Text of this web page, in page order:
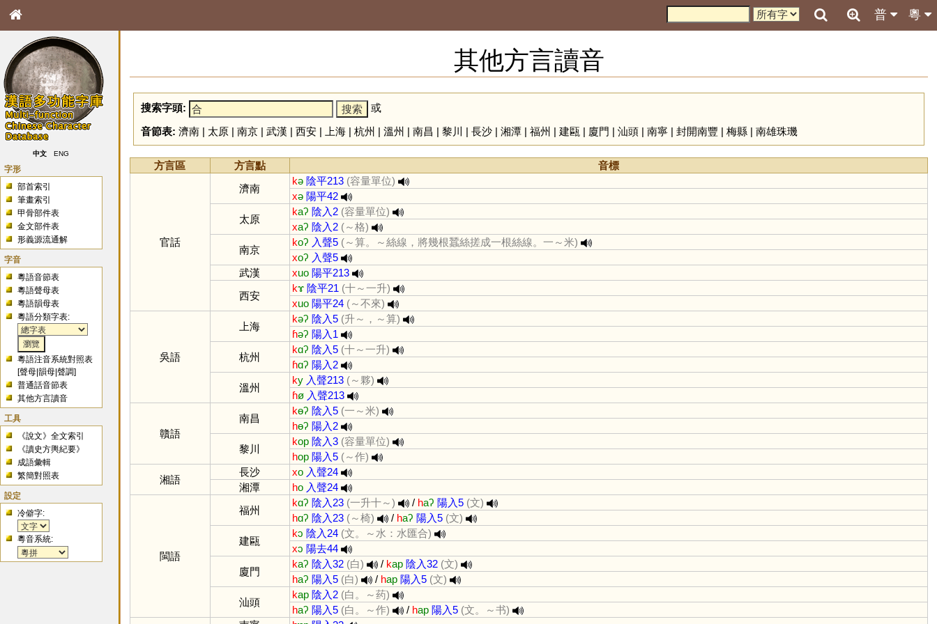
粵
普
中文 ENG
字形
部首索引
筆畫索引
甲骨部件表
金文部件表
形義源流通解
字音
粵語音節表
粵語聲母表
粵語韻母表
粵語分類字表:
粵語注音系統對照表
[聲母 |韻母 |聲調]
普通話音節表
其他方言讀音
工具
《說文》全文索引
《讀史方輿紀要》
成語彙輯
繁簡對照表
設定
冷僻字:
粵音系統:
其他方言讀音
搜索字頭:
或
音節表: 濟南| 太原| 南京| 武漢 | 西安| 上海| 杭州 | 溫州 | 南昌 | 黎川 | 長沙| 湘潭| 福州 | 建甌 | 廈門 | 汕頭| 南寧| 封開南豐 | 梅縣| 南雄珠璣
方言區 方言點 音標
官話
濟南
kə 陰平213 (容量單位)
xə 陽平42
太原
kaʔ 陰入2 (容量單位)
xaʔ 陰入2 (～格)
南京
koʔ 入聲5 (～算。～絲線，將幾根蠶絲搓成一根絲線。一～米)
xoʔ 入聲5
武漢
xuo 陽平213
西安
kɤ 陰平21 (十～一升)
xuo 陽平24 (～不來)
吳語
上海
kəʔ 陰入5 (升～，～算)
ɦəʔ 陽入1
杭州
kɑʔ 陰入5 (十～一升)
ɦɑʔ 陽入2
溫州
ky 入聲213 (～夥)
ɦø 入聲213
贛語
南昌
kɵʔ 陰入5 (一～米)
hɵʔ 陽入2
黎川
kop 陰入3 (容量單位)
hop 陽入5 (～作)
湘語
長沙 xo 入聲24
湘潭
ho 入聲24
閩語
福州
kɑʔ 陰入23 (一升十～) / haʔ 陽入5 (文)
hɑʔ 陰入23 (～椅) / haʔ 陽入5 (文)
建甌
kɔ 陰入24 (文。～水：水匯合)
xɔ 陽去44
廈門
kaʔ 陰入32 (白) / kap 陰入32 (文)
haʔ 陽入5 (白) / hap 陽入5 (文)
汕頭
kap 陰入2 (白。～药)
haʔ 陽入5 (白。～作) / hap 陽入5 (文。～书)